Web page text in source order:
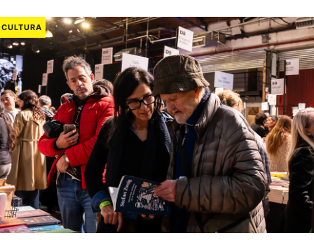
CULTURA